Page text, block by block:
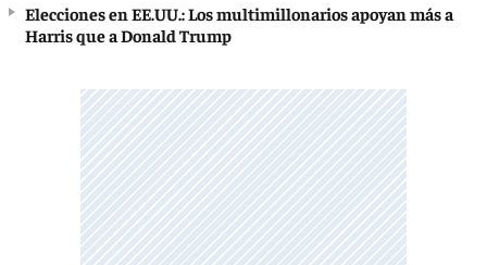
Elecciones en EE.UU.: Los multimillonarios apoyan más a
Harris que a Donald Trump